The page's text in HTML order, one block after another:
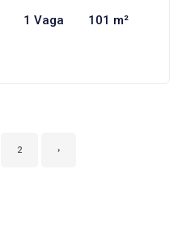
1 Vaga 101 m²
2 ›